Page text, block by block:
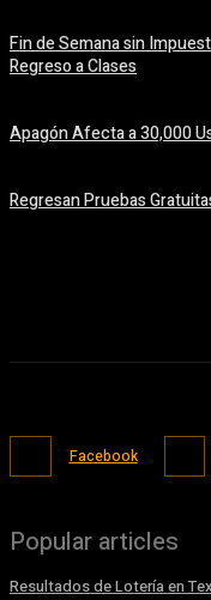
Fin de Semana sin
Regreso a Clases
Apagón Afecta a 30,000
Regresan Pruebas
Facebook
Popular articles
Resultados de Lotería en